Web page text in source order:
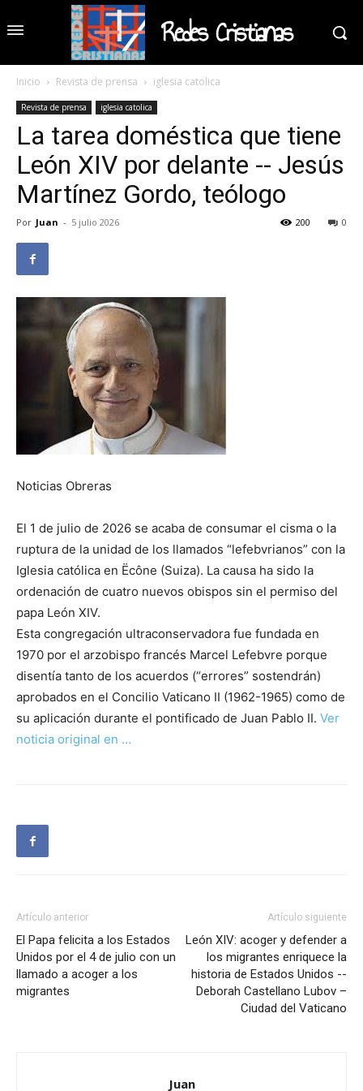
Redes Cristianas
Inicio Revista de prensa iglesia catolica
Revista de prensa iglesia catolica
La tarea doméstica que tiene
León XIV por delante -- Jesús
Martínez Gordo, teólogo
Por Juan - 5 julio 2026 0
200
Noticias Obreras
El 1 de julio de 2026 se acaba de consumar el cisma o la
ruptura de la unidad de los llamados “lefebvrianos” con la
Iglesia católica en Ëcône (Suiza). La causa ha sido la
ordenación de cuatro nuevos obispos sin el permiso del
papa León XIV.
Esta congregación ultraconservadora fue fundada en
1970 por el arzobispo francés Marcel Lefebvre porque
disentía tanto de los acuerdos (“errores” sostendrán)
aprobados en el Concilio Vaticano II (1962-1965) como de
su aplicación durante el pontificado de Juan Pablo II. Ver
noticia original en …
Artículo anterior
El Papa felicita a los Estados
Unidos por el 4 de julio con un
llamado a acoger a los
migrantes
Artículo siguiente
León XIV: acoger y defender a
los migrantes enriquece la
historia de Estados Unidos --
Deborah Castellano Lubov –
Ciudad del Vaticano
Juan